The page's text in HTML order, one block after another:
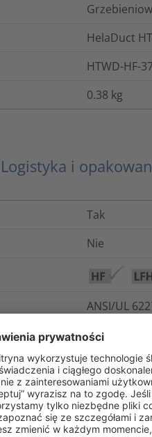
HelaDuct
HTWD-HF-
0.38 kg
Logistyka i
Tak
Nie
ANSI/UL
UL 94 V0
Tak
Nie
Tak